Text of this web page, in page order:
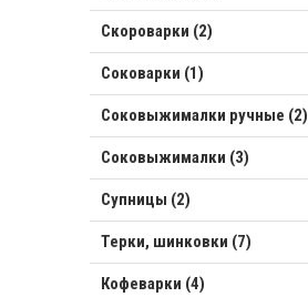
Скороварки (2)
Соковарки (1)
Соковыжималки ручные (2)
Соковыжималки (3)
Супницы (2)
Терки, шинковки (7)
Кофеварки (4)